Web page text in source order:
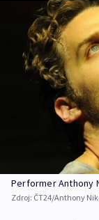
Performer Anthony
Zdroj: ČT24/Anthony